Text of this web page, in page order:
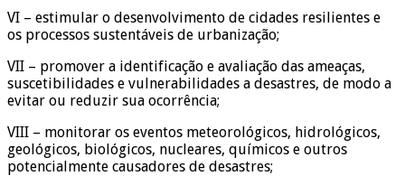
VI – estimular o desenvolvimento de cidades resilientes e
os processos sustentáveis de urbanização;
VII – promover a identificação e avaliação das ameaças,
suscetibilidades e vulnerabilidades a desastres, de modo a
evitar ou reduzir sua ocorrência;
VIII – monitorar os eventos meteorológicos, hidrológicos,
geológicos, biológicos, nucleares, químicos e outros
potencialmente causadores de desastres;